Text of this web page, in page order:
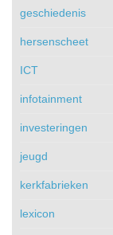
geschiedenis
hersenscheet
ICT
infotainment
investeringen
jeugd
kerkfabrieken
lexicon